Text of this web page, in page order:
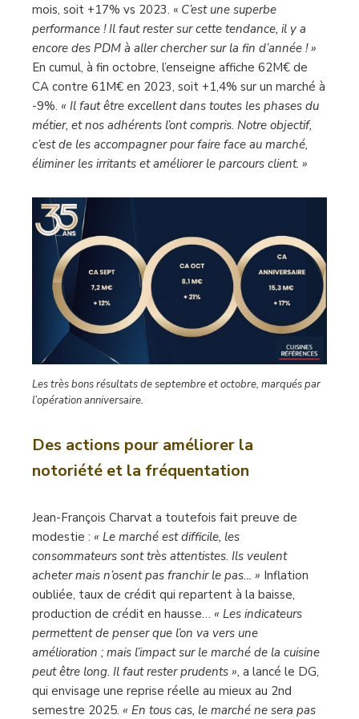
mois, soit +17% vs 2023. « C’est une superbe
performance ! Il faut rester sur cette tendance, il y a
encore des PDM à aller chercher sur la fin d’année ! »
En cumul, à fin octobre, l’enseigne affiche 62M€ de
CA contre 61M€ en 2023, soit +1,4% sur un marché à
-9%. « Il faut être excellent dans toutes les phases du
métier, et nos adhérents l’ont compris. Notre objectif,
c’est de les accompagner pour faire face au marché,
éliminer les irritants et améliorer le parcours client. »
Les très bons résultats de septembre et octobre, marqués par
l’opération anniversaire.
Des actions pour améliorer la
notoriété et la fréquentation
Jean-François Charvat a toutefois fait preuve de
modestie : « Le marché est difficile, les
consommateurs sont très attentistes. Ils veulent
acheter mais n’osent pas franchir le pas… » Inflation
oubliée, taux de crédit qui repartent à la baisse,
production de crédit en hausse… « Les indicateurs
permettent de penser que l’on va vers une
amélioration ; mais l’impact sur le marché de la cuisine
peut être long. Il faut rester prudents », a lancé le DG,
qui envisage une reprise réelle au mieux au 2nd
semestre 2025. « En tous cas, le marché ne sera pas